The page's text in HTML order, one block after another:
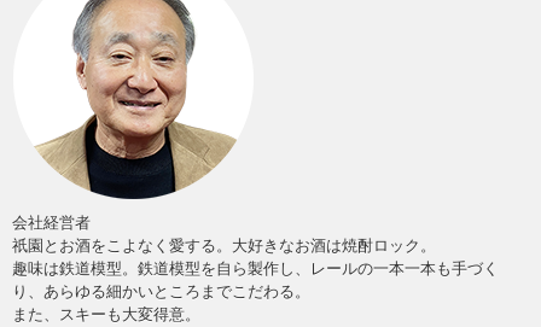
会社経営者
祇園とお酒をこよなく愛する。大好きなお酒は焼酎ロック。
趣味は鉄道模型。鉄道模型を自ら製作し、レールの一本一本も手づく
り、あらゆる細かいところまでこだわる。
また、スキーも大変得意。